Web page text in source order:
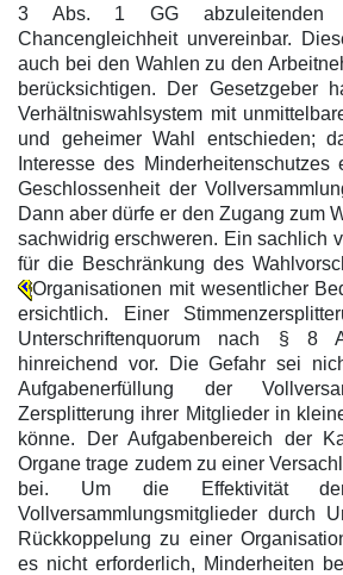
3 Abs. 1 GG abzuleitenden
Chancengleichheit unvereinbar.
auch bei den Wahlen zu den
berücksichtigen. Der Gesetzgeber
Verhältniswahlsystem mit
und geheimer Wahl entschieden;
Interesse des
Geschlossenheit der
Dann aber dürfe er den Zugang zum
sachwidrig erschweren. Ein sachlich
für die Beschränkung des
Organisationen mit wesentlicher
ersichtlich. Einer
Unterschriftenquorum nach § 8
hinreichend vor. Die Gefahr sei
Aufgabenerfüllung der
Zersplitterung ihrer Mitglieder in
könne. Der Aufgabenbereich der
Organe trage zudem zu einer
bei. Um die Effektivität
Vollversammlungsmitglieder durch
Rückkoppelung zu einer
es nicht erforderlich, Minderheiten